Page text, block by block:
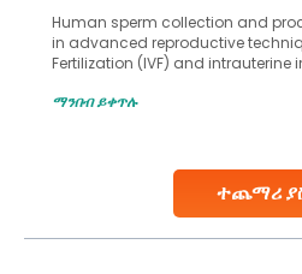
ተጨማሪ
Human sperm collection and
in advanced reproductive
Fertilization (IVF) and intrauterine
challenges and help couples
collected, they process the
ማንበብ ይቀጥሉ